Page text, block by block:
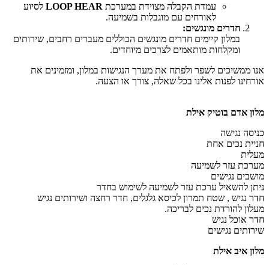
עמדת הקבלה מצוידת במערכת LOOP HEAR לסיוע
לאורחים עם מוגבלות בשמיעה.
חדרים מונגשים:
במלון קיימים חדרים מונגשים הכוללים מעברים רחבים, שירותים
ומקלחות מותאמים לצרכים מיוחדים.
אנו ממשיכים לשפר ולפתח את מערך הנגישות במלון, ומזמינים את
אורחינו לפנות אלינו בכל שאלה, צורך או הצעה.
מלון אדם בוטיק אילת
כניסה נגישה
חניית נכים אחת
מעלית
מערכת עזר לשמיעה
מושבים נגישים
ניתן להשאיל ערכת עזר לשמיעה לשימוש בחדר
חדר נגיש , שטח תמרון לכיסא גלגלים, חדר רחצה ושירותים נגיש
מעלון להורדת נכים לבריכה.
חדר אוכל נגיש
שירותים נגישים
מלון איב אילת